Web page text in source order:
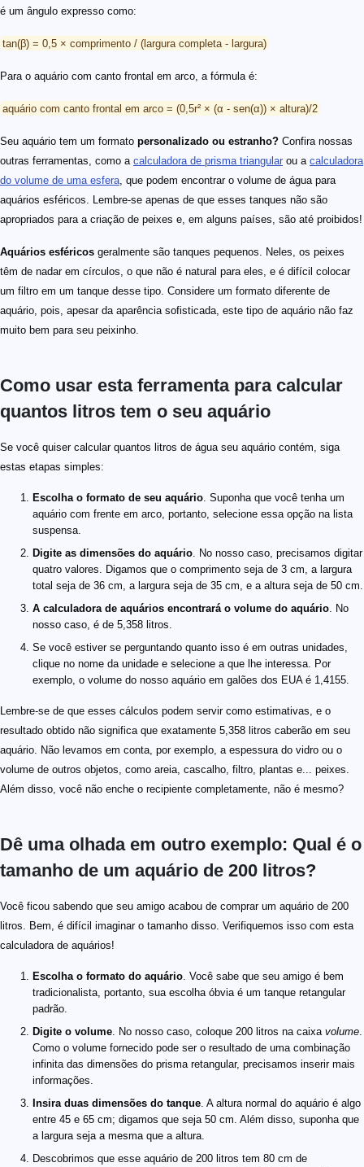
é um ângulo expresso como:
tan(β) = 0,5 × comprimento / (largura completa - largura)
Para o aquário com canto frontal em arco, a fórmula é:
aquário com canto frontal em arco = (0,5r² × (α - sen(α)) × altura)/2
Seu aquário tem um formato personalizado ou estranho? Confira nossas
outras ferramentas, como a calculadora de prisma triangular ou a calculadora
do volume de uma esfera , que podem encontrar o volume de água para
aquários esféricos. Lembre-se apenas de que esses tanques não são
apropriados para a criação de peixes e, em alguns países, são até proibidos!
Aquários esféricos geralmente são tanques pequenos. Neles, os peixes
têm de nadar em círculos, o que não é natural para eles, e é difícil colocar
um filtro em um tanque desse tipo. Considere um formato diferente de
aquário, pois, apesar da aparência sofisticada, este tipo de aquário não faz
muito bem para seu peixinho.
Como usar esta ferramenta para calcular
quantos litros tem o seu aquário
Se você quiser calcular quantos litros de água seu aquário contém, siga
estas etapas simples:
Escolha o formato de seu aquário . Suponha que você tenha um
aquário com frente em arco, portanto, selecione essa opção na lista
suspensa.
Digite as dimensões do aquário . No nosso caso, precisamos digitar
quatro valores. Digamos que o comprimento seja de 3 cm, a largura
total seja de 36 cm, a largura seja de 35 cm, e a altura seja de 50 cm.
A calculadora de aquários encontrará o volume do aquário . No
nosso caso, é de 5,358 litros.
Se você estiver se perguntando quanto isso é em outras unidades,
clique no nome da unidade e selecione a que lhe interessa. Por
exemplo, o volume do nosso aquário em galões dos EUA é 1,4155.
Lembre-se de que esses cálculos podem servir como estimativas, e o
resultado obtido não significa que exatamente 5,358 litros caberão em seu
aquário. Não levamos em conta, por exemplo, a espessura do vidro ou o
volume de outros objetos, como areia, cascalho, filtro, plantas e... peixes.
Além disso, você não enche o recipiente completamente, não é mesmo?
Dê uma olhada em outro exemplo: Qual é o
tamanho de um aquário de 200 litros?
Você ficou sabendo que seu amigo acabou de comprar um aquário de 200
litros. Bem, é difícil imaginar o tamanho disso. Verifiquemos isso com esta
calculadora de aquários!
Escolha o formato do aquário . Você sabe que seu amigo é bem
tradicionalista, portanto, sua escolha óbvia é um tanque retangular
padrão.
Digite o volume . No nosso caso, coloque 200 litros na caixa volume
Como o volume fornecido pode ser o resultado de uma combinação
infinita das dimensões do prisma retangular, precisamos inserir mais
informações.
Insira duas dimensões do tanque . A altura normal do aquário é algo
entre 45 e 65 cm; digamos que seja 50 cm. Além disso, suponha que
a largura seja a mesma que a altura.
Descobrimos que esse aquário de 200 litros tem 80 cm de